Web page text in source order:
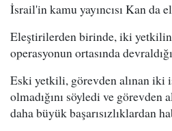
İsrail'in kamu yayıncısı Kan da
Eleştirilerden birinde, iki
operasyonun ortasında
Eski yetkili, görevden alınan iki
olmadığını söyledi ve görevden
daha büyük başarısızlıklardan